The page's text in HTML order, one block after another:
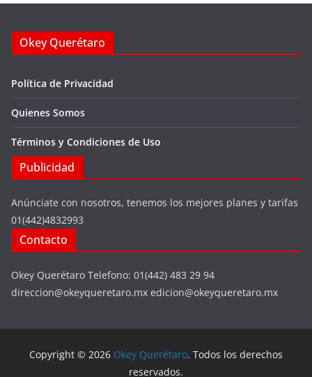
Okey Querétaro
Política de Privacidad
Quienes Somos
Términos y Condiciones de Uso
Publicidad
Anúnciate con nosotros, tenemos los mejores planes y tarifas
01(442)4832993
Contacto
Okey Querétaro Telefono: 01(442) 483 29 94
direccion@okeyqueretaro.mx edicion@okeyqueretaro.mx
Copyright © 2026 Okey Querétaro. Todos los derechos
reservados.